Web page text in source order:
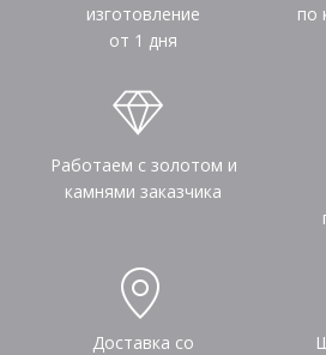
изготовление
от 1 дня
по
Работаем с золотом и
камнями заказчика
Доставка со